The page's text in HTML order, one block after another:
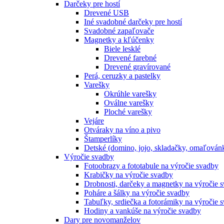
Darčeky pre hostí
Drevené USB
Iné svadobné darčeky pre hostí
Svadobné zapaľovače
Magnetky a kľúčenky
Biele lesklé
Drevené farebné
Drevené gravírované
Perá, ceruzky a pastelky
Varešky
Okrúhle varešky
Oválne varešky
Ploché varešky
Vejáre
Otváraky na víno a pivo
Štamperlíky
Detské (domino, jojo, skladačky,
Výročie svadby
Fotoobrazy a fototabule na výročie svadby
Krabičky na výročie svadby
Drobnosti, darčeky a magnetky na výročie
Poháre a šálky na výročie svadby
Tabuľky, srdiečka a fotorámiky na výročie
Hodiny a vankúše na výročie svadby
Dary pre novomanželov